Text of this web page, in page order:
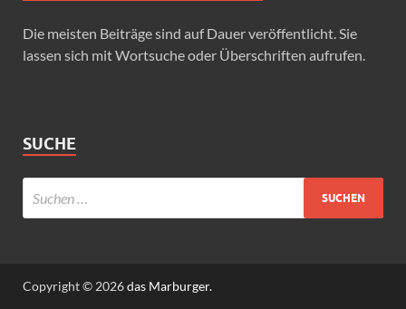
Die meisten Beiträge sind auf Dauer veröffentlicht. Sie
lassen sich mit Wortsuche oder Überschriften aufrufen.
SUCHE
Copyright © 2026das Marburger.